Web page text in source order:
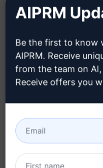
ChatGPT
Adım 3:
İstemi şimdi
AIPRM
Be the first to know
AIPRM. Receive
from the team on AI,
Receive offers you